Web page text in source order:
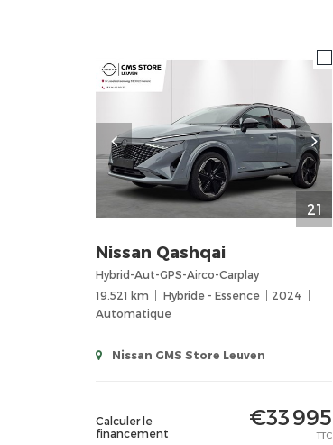
21
Nissan Qashqai
Hybrid-Aut-GPS-Airco-Carplay
19.521 km
Hybride - Essence
2024
Automatique
Nissan GMS Store Leuven
Calculer le
financement
€33 995
TTC